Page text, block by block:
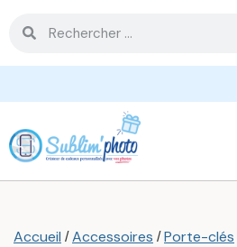
Accueil /Accessoires /Porte-clés